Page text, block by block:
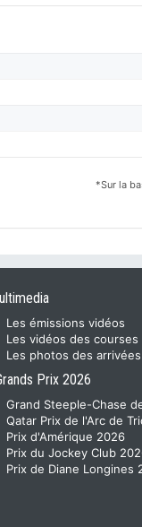
*Sur la
Les émissions vidéos
Les vidéos des courses
Les photos des arrivées
Prix 2026
Grand Steeple-Chase
Qatar Prix de l'Arc de
Prix d'Amérique 2026
Prix du Jockey Club
Prix de Diane Longines